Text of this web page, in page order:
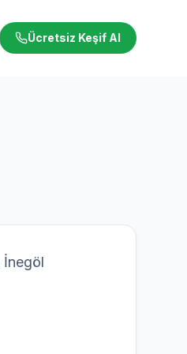
Ücretsiz Keşif Al
İnegöl